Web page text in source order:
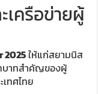
เครือข่ายผู้
2025ให้แก่สยามนิส
บาทสำคัญของผู้
ทศไทย